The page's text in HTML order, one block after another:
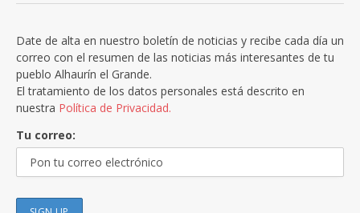
Date de alta en nuestro boletín de noticias y recibe cada día un
correo con el resumen de las noticias más interesantes de tu
pueblo Alhaurín el Grande.
El tratamiento de los datos personales está descrito en
nuestra Política de Privacidad.
Tu correo: